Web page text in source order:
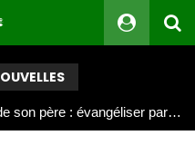
L’Argentine méconnaissable : l’Espagne domine et décroche une deuxième étoile